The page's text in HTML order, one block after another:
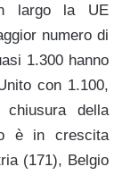
largo la UE
numero di
1.300 hanno
con 1.100,
della
è in crescita
(171), Belgio